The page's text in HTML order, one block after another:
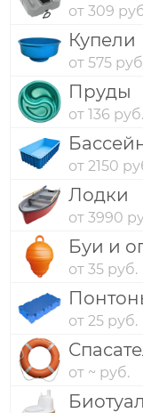
от 309
Купели
от 575
Пруды
от 136 руб.
от 2150
Лодки
от 3990
Буи и
от 35 руб.
от 25 руб.
от ~ руб.